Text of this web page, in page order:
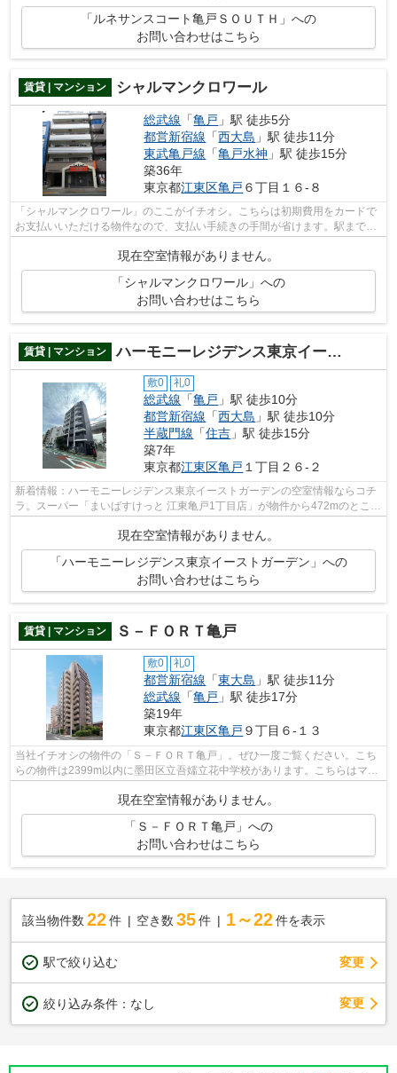
「ルネサンスコート亀戸ＳＯＵＴＨ」への
お問い合わせはこちら
賃貸 | マンション シャルマンクロワール
総武線 「亀戸 」駅 徒歩5分
都営新宿線 「西大島 」駅 徒歩11分
東武亀戸線 「亀戸水神 」駅 徒歩15分
築36年
東京都江東区亀戸 ６丁目１６-８
「シャルマンクロワール」のここがイチオシ。こちらは初期費用をカードで
お支払いいただける物件なので、支払い手続きの手間が省けます。駅まで5
現在空室情報がありません。
「シャルマンクロワール」への
お問い合わせはこちら
賃貸 | マンション ハーモニーレジデンス東京イーストガーデン
敷0 礼0
総武線 「亀戸 」駅 徒歩10分
都営新宿線 「西大島 」駅 徒歩10分
半蔵門線 「住吉 」駅 徒歩15分
築7年
東京都江東区亀戸 １丁目２６-２
新着情報：ハーモニーレジデンス東京イーストガーデンの空室情報ならコチ
ラ。スーパー「まいばすけっと 江東亀戸1丁目店」が物件から472mのところ
現在空室情報がありません。
「ハーモニーレジデンス東京イーストガーデン」への
お問い合わせはこちら
賃貸 | マンション Ｓ－ＦＯＲＴ亀戸
敷0 礼0
都営新宿線 「東大島 」駅 徒歩11分
総武線 「亀戸 」駅 徒歩17分
築19年
東京都江東区亀戸 ９丁目６-１３
当社イチオシの物件の「Ｓ－ＦＯＲＴ亀戸」。ぜひ一度ご覧ください。こち
らの物件は2399m以内に墨田区立吾嬬立花中学校があります。こちらはマン
ションタイプになります。こちらの物件...
現在空室情報がありません。
「Ｓ－ＦＯＲＴ亀戸」への
お問い合わせはこちら
該当物件数 22件 空き数 35 件 1～22 件を表示
駅で絞り込む 変更
絞り込み条件： なし 変更